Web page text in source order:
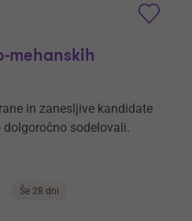
mehanskih
in zanesljive kandidate
sodelovali.
Še 28 dni